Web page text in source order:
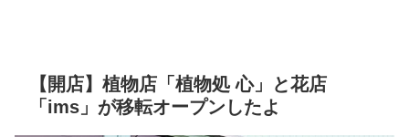
【開店】植物店「植物処 心」と花店
「ims」が移転オープンしたよ